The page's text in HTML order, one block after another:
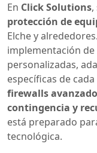
En Click Solutions
protección de
Elche y
implementación
personalizadas,
específicas de
firewalls
contingencia y
está preparado
tecnológica.